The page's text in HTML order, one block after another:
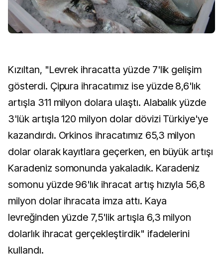
Kızıltan, "Levrek ihracatta yüzde 7'lik gelişim
gösterdi. Çipura ihracatımız ise yüzde 8,6'lık
artışla 311 milyon dolara ulaştı. Alabalık yüzde
3'lük artışla 120 milyon dolar dövizi Türkiye'ye
kazandırdı. Orkinos ihracatımız 65,3 milyon
dolar olarak kayıtlara geçerken, en büyük artışı
Karadeniz somonunda yakaladık. Karadeniz
somonu yüzde 96'lık ihracat artış hızıyla 56,8
milyon dolar ihracata imza attı. Kaya
levreğinden yüzde 7,5'lik artışla 6,3 milyon
dolarlık ihracat gerçekleştirdik" ifadelerini
kullandı.